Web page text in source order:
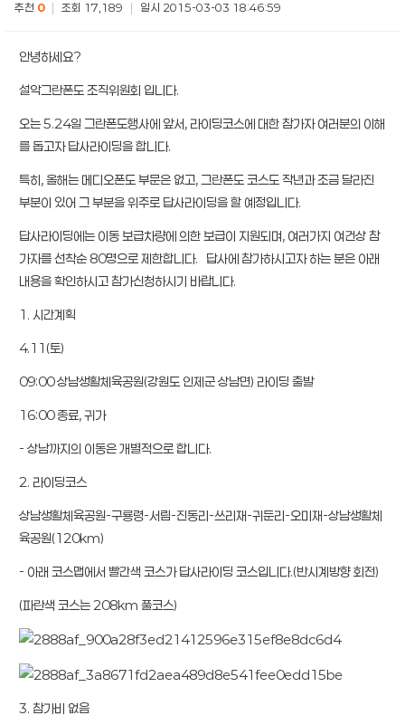
추천 0 조회 17,189 일시 2015-03-03 18:46:59
안녕하세요?
설악그란폰도 조직위원회 입니다.
오는 5.24일 그란폰도행사에 앞서, 라이딩코스에 대한 참가자 여러분의 이해
를 돕고자 답사라이딩을 합니다.
특히, 올해는 메디오폰도 부문은 없고, 그란폰도 코스도 작년과 조금 달라진
부분이 있어 그 부분을 위주로 답사라이딩을 할 예정입니다.
답사라이딩에는 이동 보급차량에 의한 보급이 지원되며, 여러가지 여건상 참
가자를 선착순 80명으로 제한합니다. 답사에 참가하시고자 하는 분은 아래
내용을 확인하시고 참가신청하시기 바랍니다.
1. 시간계획
4.11(토)
09:00 상남생활체육공원(강원도 인제군 상남면) 라이딩 출발
16:00 종료, 귀가
- 상남까지의 이동은 개별적으로 합니다.
2. 라이딩코스
상남생활체육공원-구룡령-서림-진동리-쓰리재-귀둔리-오미재-상남생활체
육공원(120km)
- 아래 코스맵에서 빨간색 코스가 답사라이딩 코스입니다.(반시계방향 회전)
(파란색 코스는 208km 풀코스)
3. 참가비 없음